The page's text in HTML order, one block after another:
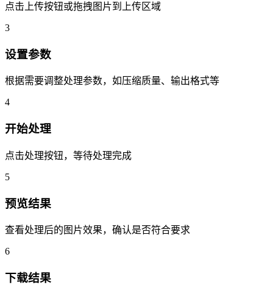
点击上传按钮或拖拽图片到上传区域
3
设置参数
根据需要调整处理参数，如压缩质量、输出格式等
4
开始处理
点击处理按钮，等待处理完成
5
预览结果
查看处理后的图片效果，确认是否符合要求
6
下载结果